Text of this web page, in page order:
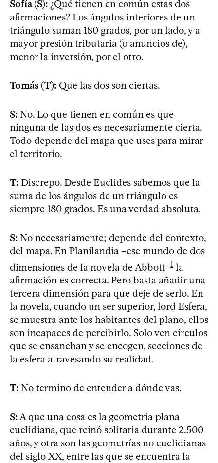
Sofía (S): ¿Qué tienen en común estas dos
afirmaciones? Los ángulos interiores de un
triángulo suman 180 grados, por un lado, y a
mayor presión tributaria (o anuncios de),
menor la inversión, por el otro.
Tomás (T): Que las dos son ciertas.
S: No. Lo que tienen en común es que
ninguna de las dos es necesariamente cierta.
Todo depende del mapa que uses para mirar
el territorio.
T: Discrepo. Desde Euclides sabemos que la
suma de los ángulos de un triángulo es
siempre 180 grados. Es una verdad absoluta.
S: No necesariamente; depende del contexto,
del mapa. En Planilandia –ese mundo de dos
dimensiones de la novela de Abbott–1 la
afirmación es correcta. Pero basta añadir una
tercera dimensión para que deje de serlo. En
la novela, cuando un ser superior, lord Esfera,
se muestra ante los habitantes del plano, ellos
son incapaces de percibirlo. Solo ven círculos
que se ensanchan y se encogen, secciones de
la esfera atravesando su realidad.
T: No termino de entender a dónde vas.
S:A que una cosa es la geometría plana
euclidiana, que reinó solitaria durante 2.500
años, y otra son las geometrías no euclidianas
del siglo XX, entre las que se encuentra la